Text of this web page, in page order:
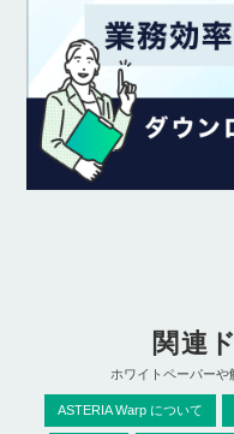
関連
ホワイトペーパー
ASTERIA Warp について